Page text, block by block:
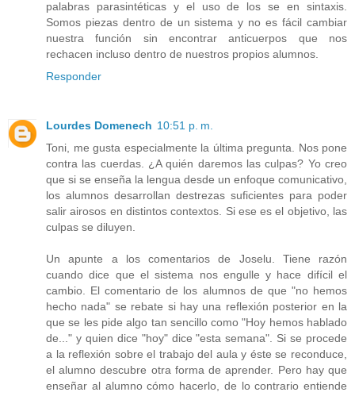
palabras parasintéticas y el uso de los se en sintaxis.
Somos piezas dentro de un sistema y no es fácil cambiar
nuestra función sin encontrar anticuerpos que nos
rechacen incluso dentro de nuestros propios alumnos.
Responder
Lourdes Domenech 10:51 p. m.
Toni, me gusta especialmente la última pregunta. Nos pone
contra las cuerdas. ¿A quién daremos las culpas? Yo creo
que si se enseña la lengua desde un enfoque comunicativo,
los alumnos desarrollan destrezas suficientes para poder
salir airosos en distintos contextos. Si ese es el objetivo, las
culpas se diluyen.
Un apunte a los comentarios de Joselu. Tiene razón
cuando dice que el sistema nos engulle y hace difícil el
cambio. El comentario de los alumnos de que "no hemos
hecho nada" se rebate si hay una reflexión posterior en la
que se les pide algo tan sencillo como "Hoy hemos hablado
de..." y quien dice "hoy" dice "esta semana". Si se procede
a la reflexión sobre el trabajo del aula y éste se reconduce,
el alumno descubre otra forma de aprender. Pero hay que
enseñar al alumno cómo hacerlo, de lo contrario entiende